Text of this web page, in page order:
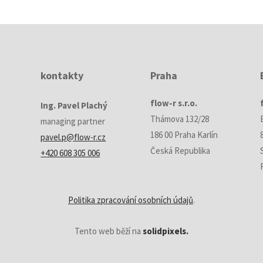
kontakty
Ing. Pavel Plachý
managing partner
pavel.p@flow-r.cz
+420 608 305 006
Praha
flow-r s.r.o.
Thámova 132/28
186 00 Praha Karlín
Česká Republika
Politika zpracování osobních údajů.
Tento web běží na solidpixels.